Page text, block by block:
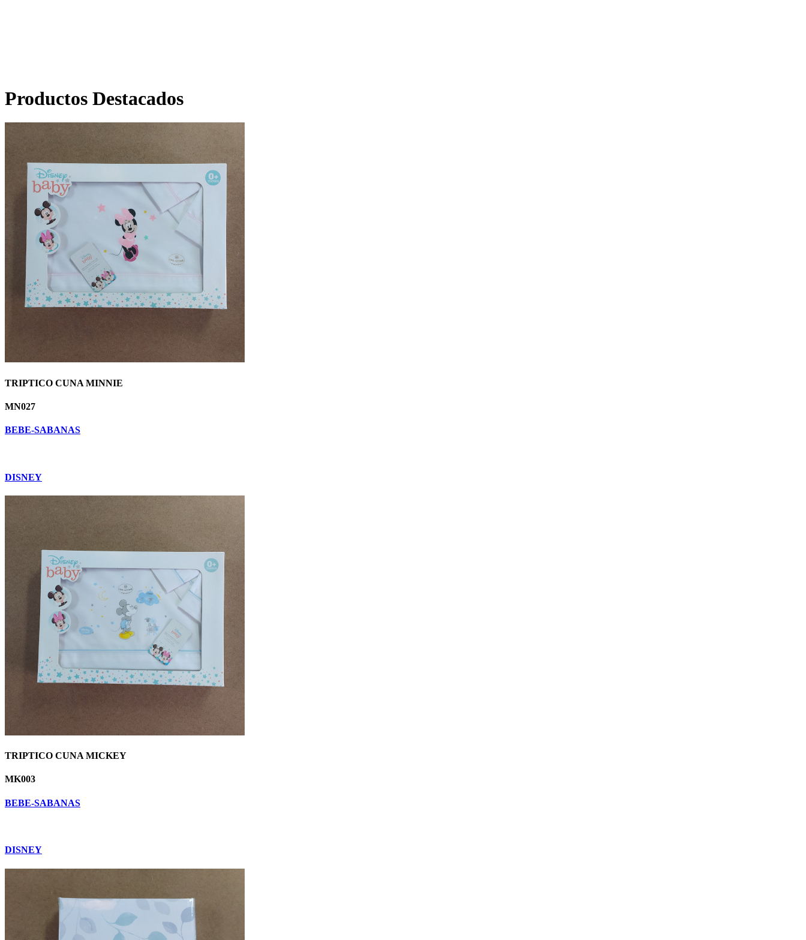
Productos Destacados
TRIPTICO CUNA MINNIE
MN027
BEBE-SABANAS
DISNEY
TRIPTICO CUNA MICKEY
MK003
BEBE-SABANAS
DISNEY